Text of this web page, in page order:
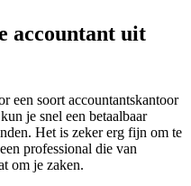
accountant uit
een soort accountantskantoor
je snel een betaalbaar
Het is zeker erg fijn om te
professional die van
om je zaken.